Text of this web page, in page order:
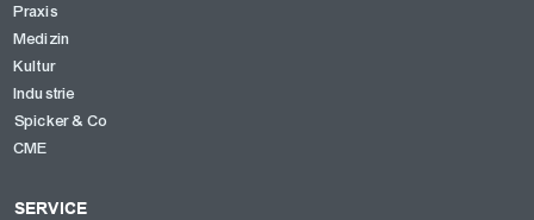
Praxis
Medizin
Kultur
Industrie
Spicker & Co
CME
SERVICE